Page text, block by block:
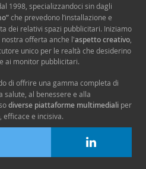
1998, specializzandoci sin dagli
che prevedono l’installazione e
dei relativi spazi pubblicitari. Iniziamo
offerta anche l'aspetto creativo
unico per le realtà che desiderino
ai monitor pubblicitari.
di offrire una gamma completa di
salute, al benessere e alla
diverse piattaforme multimediali per
efficace e incisiva.